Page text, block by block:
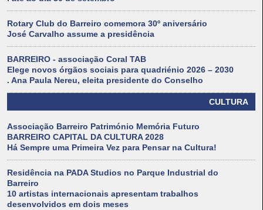
Rotary Club do Barreiro comemora 30º aniversário
José Carvalho assume a presidência
BARREIRO - associação Coral TAB
Elege novos órgãos sociais para quadriénio 2026 – 2030
. Ana Paula Nereu, eleita presidente do Conselho
CULTURA
Associação Barreiro Património Memória Futuro
BARREIRO CAPITAL DA CULTURA 2028
Há Sempre uma Primeira Vez para Pensar na Cultura!
Residência na PADA Studios no Parque Industrial do
Barreiro
10 artistas internacionais apresentam trabalhos
desenvolvidos em dois meses